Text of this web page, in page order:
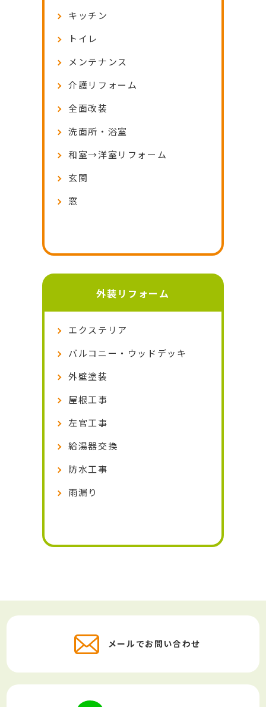
キッチン
トイレ
メンテナンス
介護リフォーム
全面改装
洗面所・浴室
和室→洋室リフォーム
玄関
窓
外装リフォーム
エクステリア
バルコニー・ウッドデッキ
外壁塗装
屋根工事
左官工事
給湯器交換
防水工事
雨漏り
メールでお問い合わせ